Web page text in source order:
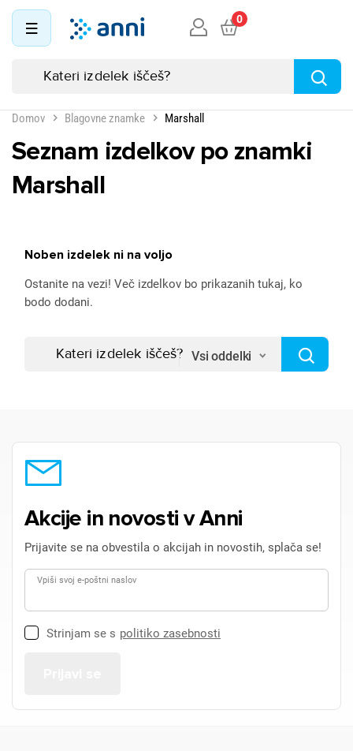
0
Domov Blagovne znamke Marshall
Seznam izdelkov po znamki
Marshall
Noben izdelek ni na voljo
Ostanite na vezi! Več izdelkov bo prikazanih tukaj, ko
bodo dodani.
Vsi oddelki
Akcije in novosti v Anni
Prijavite se na obvestila o akcijah in novostih, splača se!
Vpiši svoj e-poštni naslov
Strinjam se s politiko zasebnosti